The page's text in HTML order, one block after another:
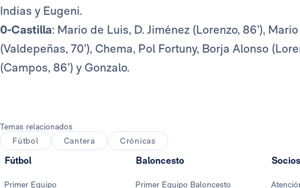
Indias y Eugeni.
0-Castilla: Mario de Luis, D. Jiménez (Lorenzo, 86’),
(Valdepeñas, 70’), Chema, Pol Fortuny, Borja Alonso
(Campos, 86’) y Gonzalo.
Temas relacionados
Fútbol
Cantera Crónicas
Fútbol
Primer Equipo
Baloncesto
Primer Equipo Baloncesto
Socios